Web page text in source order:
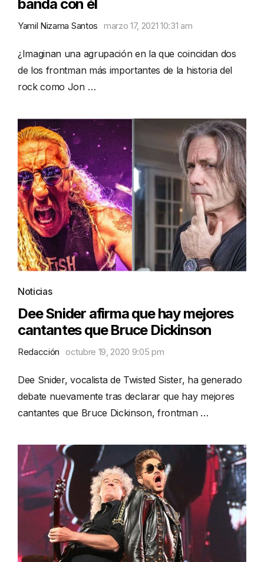
banda con él
Yamil Nizama Santos marzo 17, 2021 10:31 am
¿Imaginan una agrupación en la que coincidan dos
de los frontman más importantes de la historia del
rock como Jon …
Noticias
Dee Snider afirma que hay mejores
cantantes que Bruce Dickinson
Redacción octubre 19, 2020 9:05 pm
Dee Snider, vocalista de Twisted Sister, ha generado
debate nuevamente tras declarar que hay mejores
cantantes que Bruce Dickinson, frontman …